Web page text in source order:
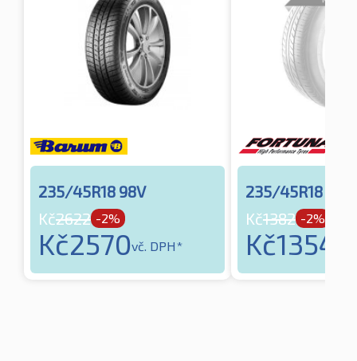
235/45R18 98V
Kč2622 -2%
Kč2570vč. DPH*
235/45R18 98V
Kč1382 -2%
Kč1354